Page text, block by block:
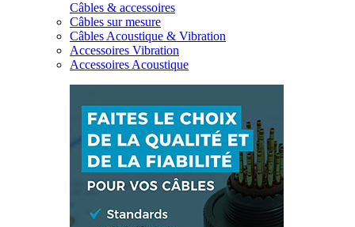
Câbles & accessoires
Câbles sur mesure
Câbles Acoustique & Vibration
Accessoires Vibration
Accessoires Acoustique